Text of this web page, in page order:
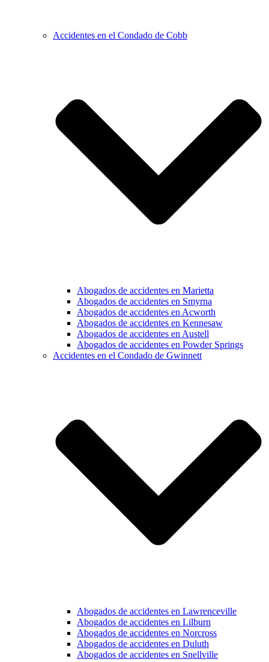
Accidentes en el Condado de Cobb
Abogados de accidentes en Marietta
Abogados de accidentes en Smyrna
Abogados de accidentes en Acworth
Abogados de accidentes en Kennesaw
Abogados de accidentes en Austell
Abogados de accidentes en Powder Springs
Accidentes en el Condado de Gwinnett
Abogados de accidentes en Lawrenceville
Abogados de accidentes en Lilburn
Abogados de accidentes en Norcross
Abogados de accidentes en Duluth
Abogados de accidentes en Snellville